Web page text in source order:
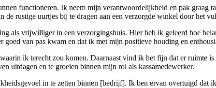
functioneren. Ik neem mijn verantwoordelijkheid en pak graag
rustige uurtjes bij te dragen aan een verzorgde winkel door het
vrijwilliger in een verzorgingshuis. Hier heb ik geleerd hoe
van pas kwam en dat ik met mijn positieve houding en
ik terecht zou komen. Daarnaast vind ik het fijn dat er ruimte
uitdagen en te groeien binnen mijn rol als kassamedewerker.
in te zetten binnen [bedrijf]. Ik ben ervan overtuigd dat